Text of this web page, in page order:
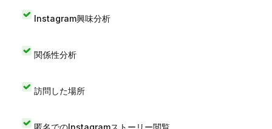
Instagram興味分析
関係性分析
訪問した場所
匿名でのInstagramストーリー閲覧